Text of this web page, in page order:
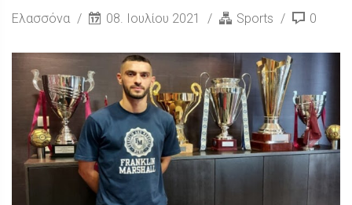
Ελασσόνα 08. Ιουλίου 2021 Sports 0